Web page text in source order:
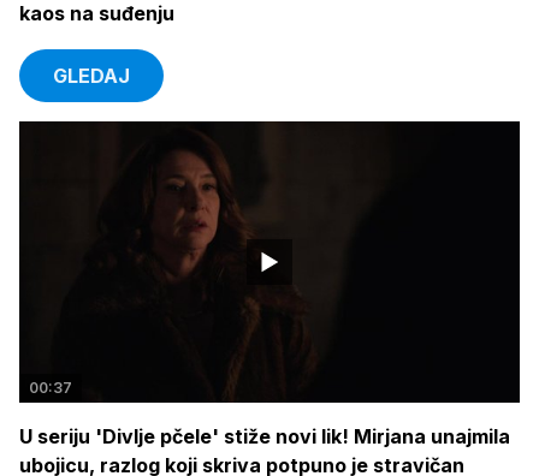
kaos na suđenju
GLEDAJ
00:37
U seriju 'Divlje pčele' stiže novi lik! Mirjana unajmila
ubojicu, razlog koji skriva potpuno je stravičan